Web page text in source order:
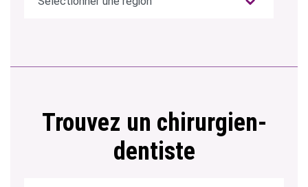
Trouvez un chirurgien-
dentiste